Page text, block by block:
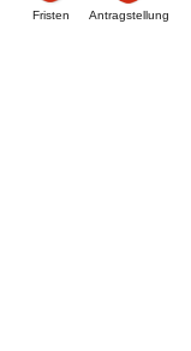
Fristen Antragstellung